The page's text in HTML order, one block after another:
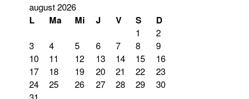
august 2026
L Ma Mi J V S D
1
2
3
4 5 6 7 8
9
10
11 12 13 14 15
16
17
18 19 20 21 22
23
24
25 26 27 28 29
30